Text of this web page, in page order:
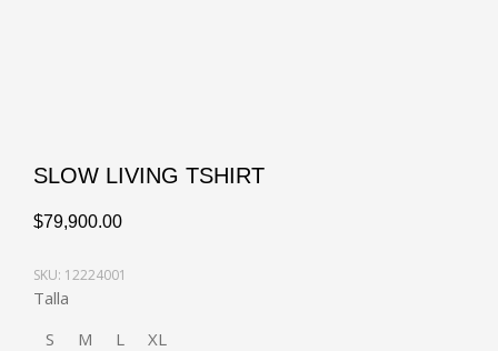
SLOW LIVING TSHIRT
$79,900.00
SKU: 12224001
Talla
S
M L XL